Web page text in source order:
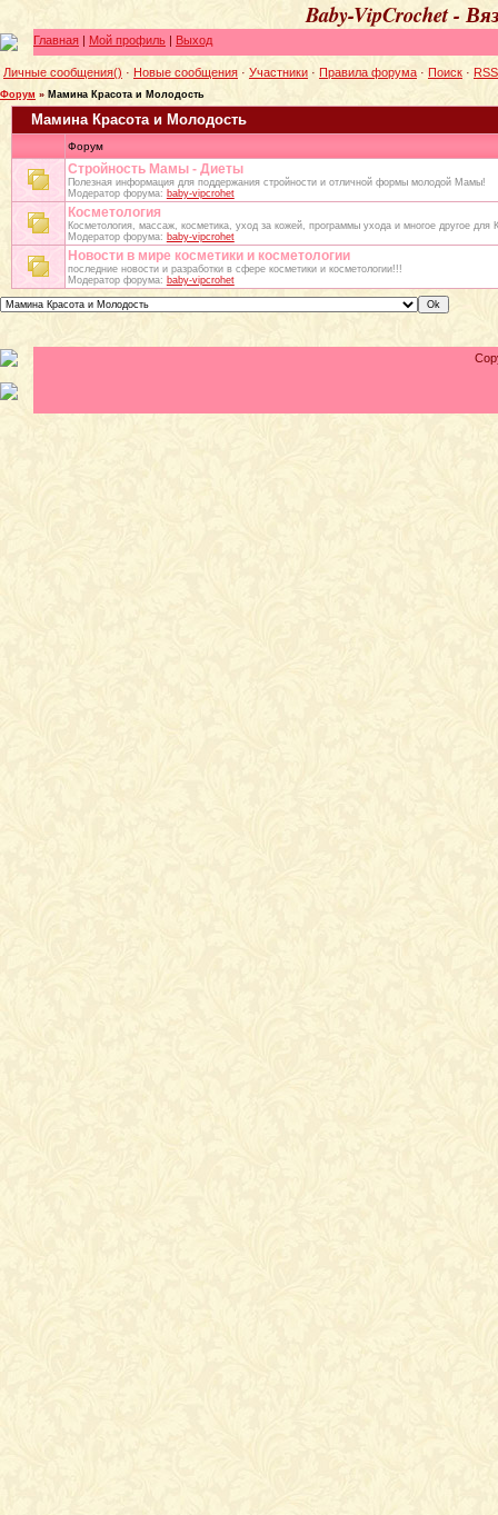
Baby-VipCrochet -
Главная | Мой профиль | Выход
Личные сообщения() · Новые сообщения · Участники · Правила форума · Поиск · RSS
Форум » Мамина Красота и Молодость
Мамина Красота и Молодость
Форум
Стройность Мамы - Диеты
Полезная информация для поддержания стройности и отличной формы молодой Мамы!
Модератор форума: baby-vipcrohet
Косметология
Косметология, массаж, косметика, уход за кожей, программы ухода и многое другое для
Модератор форума: baby-vipcrohet
Новости в мире косметики и косметологии
последние новости и разработки в сфере косметики и косметологии!!!
Модератор форума: baby-vipcrohet